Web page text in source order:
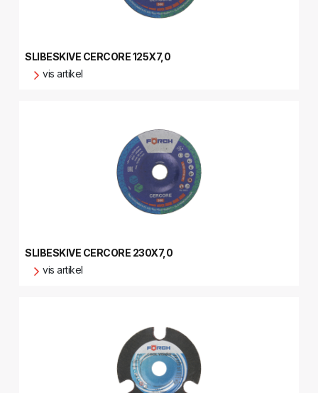
SLIBESKIVE CERCORE 125X7,0
vis artikel
SLIBESKIVE CERCORE 230X7,0
vis artikel